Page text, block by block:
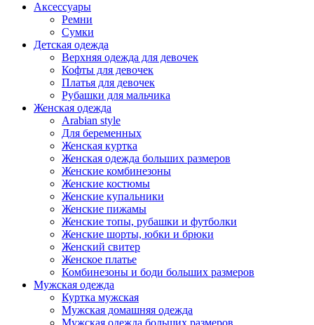
Аксессуары
Ремни
Сумки
Детская одежда
Верхняя одежда для девочек
Кофты для девочек
Платья для девочек
Рубашки для мальчика
Женская одежда
Arabian style
Для беременных
Женская куртка
Женская одежда больших размеров
Женские комбинезоны
Женские костюмы
Женские купальники
Женские пижамы
Женские топы, рубашки и футболки
Женские шорты, юбки и брюки
Женский свитер
Женское платье
Комбинезоны и боди больших размеров
Мужская одежда
Куртка мужская
Мужская домашняя одежда